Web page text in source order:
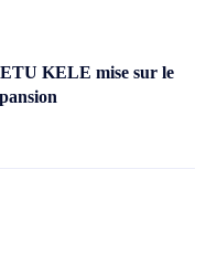
KELE mise sur le